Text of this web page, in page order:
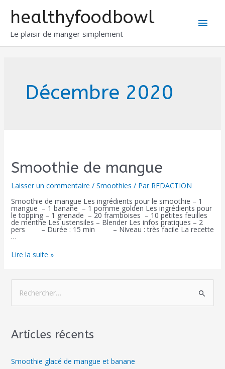
healthyfoodbowl
Le plaisir de manger simplement
Décembre 2020
Smoothie de mangue
Laisser un commentaire / Smoothies / Par REDACTION
Smoothie de mangue Les ingrédients pour le smoothie – 1
mangue – 1 banane – 1 pomme golden Les ingrédients pour
le topping – 1 grenade – 20 framboises – 10 petites feuilles
de menthe Les ustensiles – Blender Les infos pratiques – 2
pers – Durée : 15 min – Niveau : très facile La recette
…
Lire la suite »
Articles récents
Smoothie glacé de mangue et banane